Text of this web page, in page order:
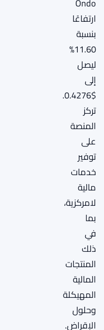
ارتفاعًا
بنسبة
11.60%
ليصل
إلى
$0.4276.
تركز
المنصة
على
توفير
خدمات
مالية
لامركزية،
بما
في
ذلك
المنتجات
المالية
المهيكلة
وحلول
الإقراض.